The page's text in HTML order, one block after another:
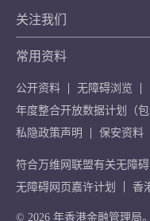
关注我们
常用资料
公开资料
无障碍浏览
年度整合开放数据计划（包
私隐政策声明
保安资料
符合万维网联盟有关无障
无障碍网页嘉许计划
香
© 2026 年香港金融管理局